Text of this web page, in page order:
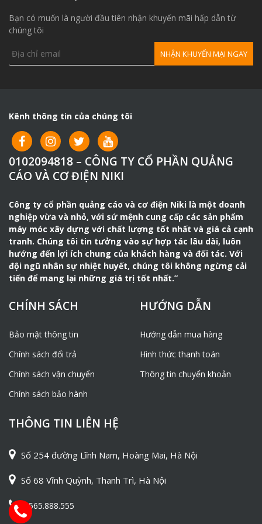
Gioăng cocong = gioăng
oval = gioăng tròn
Ống lót 40.000vnđ/1c
HÌNH ẢNH MÁY PHUN VẨY BÊ
TÔNG PZ-7
Mô Tả :
Máy phun vẩy bê tông khô
là một thiết bị được sử
dụng cho công việc phun bê tông khô. Đây là kiểu rotor
ổn định. Vận hành và bảo trì thuận tiện, tuổi thọ lâu dài.
trong các dự án khai thác mỏ. Hầm, cống, tàu điện ngầm,
Hỗn hợp bê tông khô được đưa vào phễu liệu rồi chuyển
được đặt dưới các vòng bi. Rô to là 1 phần của hệ thống
khép kín và vận hành liên tục bởi trục kết nối với động cơ
điện
Bạn có muốn là người đầu tiên nhận khuyến mãi hấp dẫn từ
chúng tôi
Kênh thông tin của chúng tôi
0102094818 – CÔNG TY CỔ PHẦN QUẢNG
CÁO VÀ CƠ ĐIỆN NIKI
Công ty cổ phần quảng cáo và cơ điện Niki là một doanh
nghiệp vừa và nhỏ, với sứ mệnh cung cấp các sản phẩm
máy móc xây dựng với chất lượng tốt nhất và giá cả cạnh
tranh. Chúng tôi tin tưởng vào sự hợp tác lâu dài, luôn
hướng đến lợi ích chung của khách hàng và đối tác. Với
đội ngũ nhân sự nhiệt huyết, chúng tôi không ngừng cải
tiến để mang lại những giá trị tốt nhất.”
CHÍNH SÁCH
Bảo mật thông tin
Chính sách đổi trả
Chính sách vận chuyển
Chính sách bảo hành
HƯỚNG DẪN
Hướng dẫn mua hàng
Hình thức thanh toán
Thông tin chuyển khoản
THÔNG TIN LIÊN HỆ
Số 254 đường Lĩnh Nam, Hoàng Mai, Hà Nội
Số 68 Vĩnh Quỳnh, Thanh Trì, Hà Nội
0565.888.555